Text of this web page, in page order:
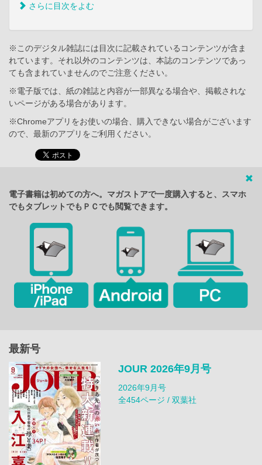
さらに目次をよむ
※このデジタル雑誌には目次に記載されているコンテンツが含ま
れています。それ以外のコンテンツは、本誌のコンテンツであっ
ても含まれていませんのでご注意ください。
※電子版では、紙の雑誌と内容が一部異なる場合や、掲載されな
いページがある場合があります。
※Chromeアプリをお使いの場合、購入できない場合がございます
ので、最新のアプリをご利用ください。
電子書籍は初めての方へ。マガストアで一度購入すると、スマホ
でもタブレットでもＰＣでも閲覧できます。
最新号
JOUR 2026年9月号
2026年9月号
全454ページ / 双葉社